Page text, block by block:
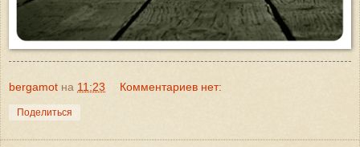
bergamot на 11:23 Комментариев нет:
Поделиться